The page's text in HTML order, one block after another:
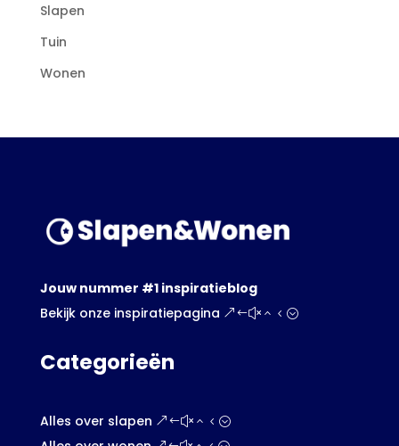
Slapen
Tuin
Wonen
Jouw nummer #1 inspiratieblog
Bekijk onze inspiratiepagina
Categorieën
Alles over slapen